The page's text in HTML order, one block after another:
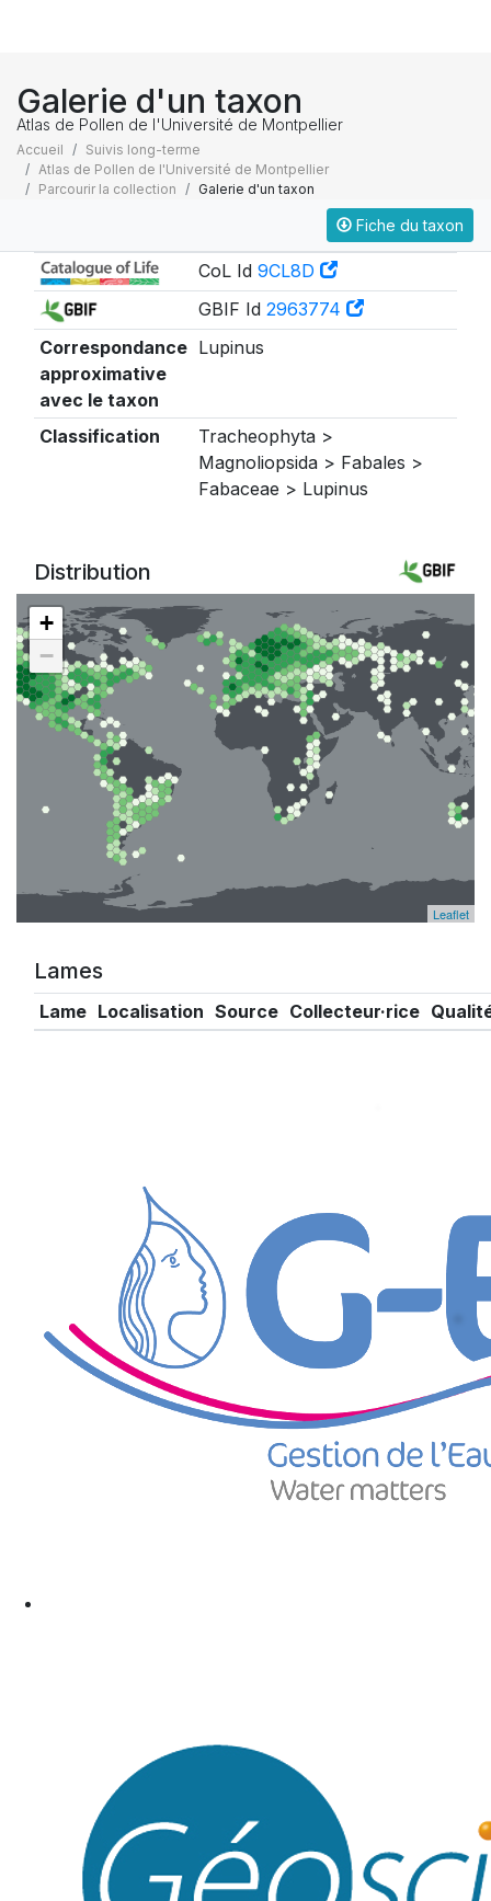
Galerie d'un taxon
Atlas de Pollen de l'Université de Montpellier
Accueil
Suivis long-terme
Atlas de Pollen de l'Université de Montpellier
Parcourir la collection
Galerie d'un taxon
Fiche du taxon
CoL Id 9CL8D
GBIF Id 2963774
Correspondance
approximative
avec le taxon
Lupinus
Classification
Tracheophyta >
Magnoliopsida > Fabales >
Fabaceae > Lupinus
Distribution
+
−
Leaflet
Lames
Lame Localisation Source Collecteur·rice